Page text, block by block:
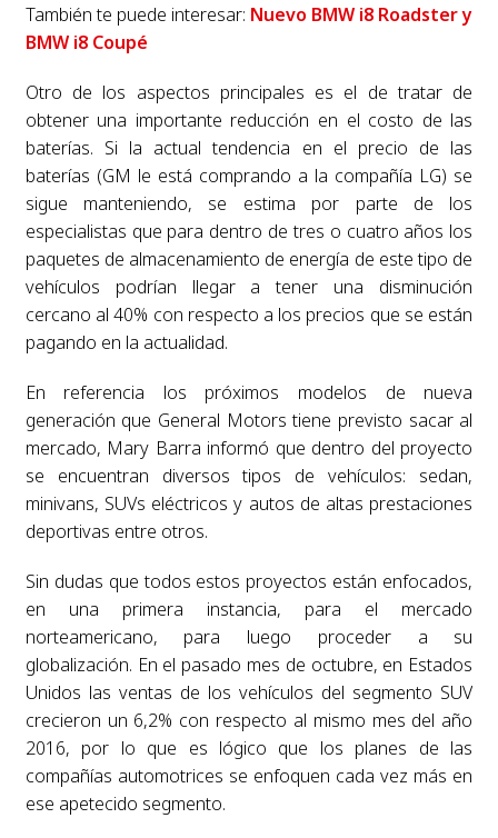
También te puede interesar: Nuevo BMW i8 Roadster y
BMW i8 Coupé
Otro de los aspectos principales es el de tratar de
obtener una importante reducción en el costo de las
baterías. Si la actual tendencia en el precio de las
baterías (GM le está comprando a la compañía LG) se
sigue manteniendo, se estima por parte de los
especialistas que para dentro de tres o cuatro años los
paquetes de almacenamiento de energía de este tipo de
vehículos podrían llegar a tener una disminución
cercano al 40% con respecto a los precios que se están
pagando en la actualidad.
En referencia los próximos modelos de nueva
generación que General Motors tiene previsto sacar al
mercado, Mary Barra informó que dentro del proyecto
se encuentran diversos tipos de vehículos: sedan,
minivans, SUVs eléctricos y autos de altas prestaciones
deportivas entre otros.
Sin dudas que todos estos proyectos están enfocados,
en una primera instancia, para el mercado
norteamericano, para luego proceder a su
globalización. En el pasado mes de octubre, en Estados
Unidos las ventas de los vehículos del segmento SUV
crecieron un 6,2% con respecto al mismo mes del año
2016, por lo que es lógico que los planes de las
compañías automotrices se enfoquen cada vez más en
ese apetecido segmento.